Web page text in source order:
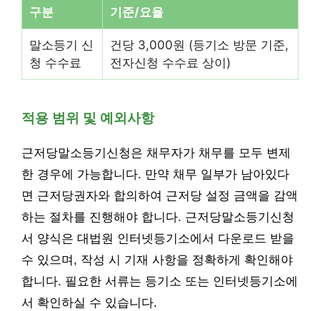
구분 기준/요율
말소등기 신
청 수수료
건당 3,000원 (등기소 방문 기준,
전자신청 수수료 상이)
적용 범위 및 예외사항
근저당말소등기신청은 채무자가 채무를 모두 변제
한 경우에 가능합니다. 만약 채무 일부가 남아있다
면 근저당권자와 합의하여 근저당 설정 금액을 감액
하는 절차를 진행해야 합니다. 근저당말소등기신청
서 양식은 대법원 인터넷등기소에서 다운로드 받을
수 있으며, 작성 시 기재 사항을 정확하게 확인해야
합니다. 필요한 서류는 등기소 또는 인터넷등기소에
서 확인하실 수 있습니다.